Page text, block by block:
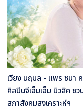
เวียง นฤมล - แพร ชนา
ศิลปินจีเอ็มเอ็ม มิวสิค
สภาสังคมสงเคราะห์ฯ